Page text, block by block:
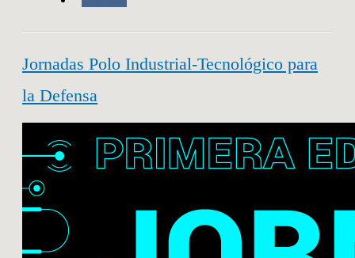
Jornadas Polo Industrial-Tecnológico para
la Defensa